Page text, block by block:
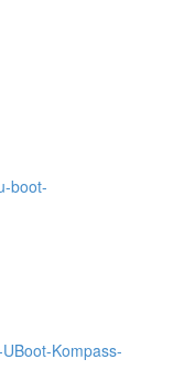
boot-
Kompass-